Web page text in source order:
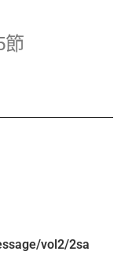
節
vol2/2sa